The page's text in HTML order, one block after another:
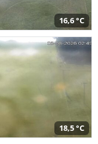
16,6 °C
18,5 °C